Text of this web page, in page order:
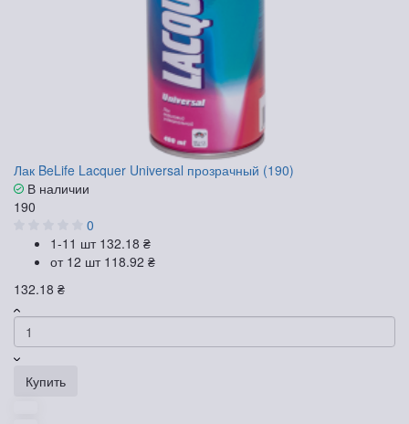
Лак BeLife Lacquer Universal прозрачный (190)
В наличии
190
0
1-11 шт 132.18 ₴
от 12 шт 118.92 ₴
132.18 ₴
Купить